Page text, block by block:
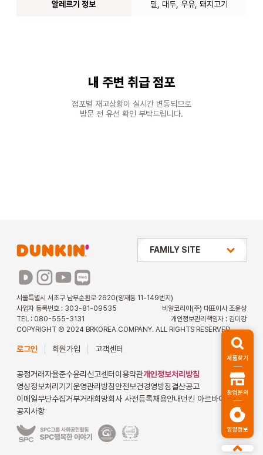
알레르기 정보 밀, 대두, 우유, 돼지고기
내 주변 취급 점포
점포별 재고상황이 실시간 변동되므로
방문 전 유선 확인 부탁드립니다.
서울특별시 서초구 남부순환로 2620(양재동 11-149번지)
사업자 등록번호 : 303-81-09535
비알코리아(주) 대표이사 조윤상
TEL : 080-555-3131
개인정보관리책임자 : 김미강
COPYRIGHT Ⓒ 2024 BRKOREA COMPANY. ALL RIGHTS RESERVED.
로그인 회원가입 고객센터
공정거래자율준수윤리신고센터 이용약관개인정보처리방침
영상정보처리기기운영관리방침안전보건경영방침결산공고
이메일무단수집거부거래희망회사 사전등록채용안내던킨 아르바이트
공지사항
상미당 HOLDINGS
파리바게뜨
파스쿠찌
FAMILY SITE
제품찾기
창업문의
영양정보